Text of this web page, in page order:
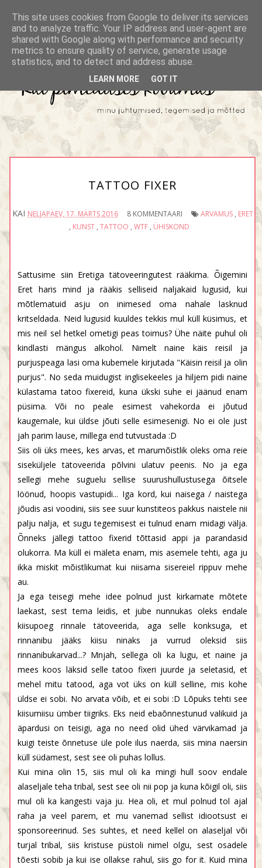
TATTOO FIXER
KAI NELJAPÄEV, 17. MÄRTS 2016 8 KOMMENTAARI ARVAMUS, ERET
, KUNST, TATTOO , WTF, ÜHISKOND
Sattusime siin Eretiga tätoveeringutest rääkima. Õigemini
Eret haris mind ja rääkis selliseid naljakaid lugusid, kui
mõtlematuid asju on inimesed oma nahale lasknud
kritseldada. Neid lugusid kuuldes tekkis mul küll küsimus, et
mis neil sel hetkel ometigi peas toimus? Ühe näite puhul oli
kindlasti mängus alkohol. Nimelt naine käis reisil ja
purjuspeaga lasi oma kubemele kirjutada "Käisin reisil ja olin
purjus". No seda muidugist inglisekeeles ja hiljem pidi naine
külastama tatoo fixereid, kuna ükski suhe ei jäänud enam
püsima. Või no peale esimest vahekorda ei jõutud
kaugemale, kui üldse jõuti selle esimesenigi. No ei ole just
jah parim lause, millega end tutvustada :D
Siis oli üks mees, kes arvas, et marumõistlik oleks oma reie
siseküljele tätoveerida põlvini ulatuv peenis. No ja ega
sellegi mehe suguelu sellise suurushullustusega õitsele
löönud, hoopis vastupidi... Iga kord, kui naisega / naistega
jõudis asi voodini, siis see suur kunstiteos pakkus naistele nii
palju nalja, et sugu tegemisest ei tulnud enam midagi välja.
Õnneks jällegi tattoo fixerid tõttasid appi ja parandasid
olukorra. Ma küll ei mäleta enam, mis asemele tehti, aga ju
ikka miskit mõistlikumat kui niisama sisereiel rippuv mehe
au.
Ja ega teisegi mehe idee polnud just kirkamate mõtete
laekast, sest tema leidis, et jube nunnukas oleks endale
kiisupoeg rinnale tätoveerida, aga selle konksuga, et
rinnanibu jääks kiisu ninaks ja vurrud oleksid siis
rinnanibukarvad...? Mnjah, sellega oli ka lugu, et naine ja
mees koos läksid selle tatoo fixeri juurde ja seletasid, et
mehel mitu tatood, aga vot üks on küll selline, mis kohe
üldse ei sobi. No arvata võib, et ei sobi :D Lõpuks tehti see
kiisumiisu ümber tiigriks. Eks neid ebaõnnestunud valikuid ja
äpardusi on teisigi, aga no need olid ühed värvikamad ja
kuigi teiste õnnetuse üle pole ilus naerda, siis mina naersin
küll südamest, sest see oli puhas lollus.
Kui mina olin 15, siis mul oli ka mingi hull soov endale
alaseljale teha tribal, sest see oli nii pop ja kuna kõigil oli, siis
mul oli ka kangesti vaja ju. Hea oli, et mul polnud tol ajal
raha ja veel parem, et mu vanemad sellist idiootsust ei
sponsoreerinud. Ses suhtes, et need kellel on alaseljal või
turjal tribal, siis kristuse püstoli nimel olgu, sest osadele
tõesti sobib ja kui ise ollakse rahul, siis go for it. Kuid mina
This site uses cookies from Google to deliver its services
and to analyze traffic. Your IP address and user-agent are
shared with Google along with performance and security
metrics to ensure quality of service, generate usage
statistics, and to detect and address abuse.
LEARN MORE GOT IT